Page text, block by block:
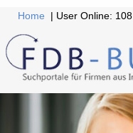
Home | User Online: 108